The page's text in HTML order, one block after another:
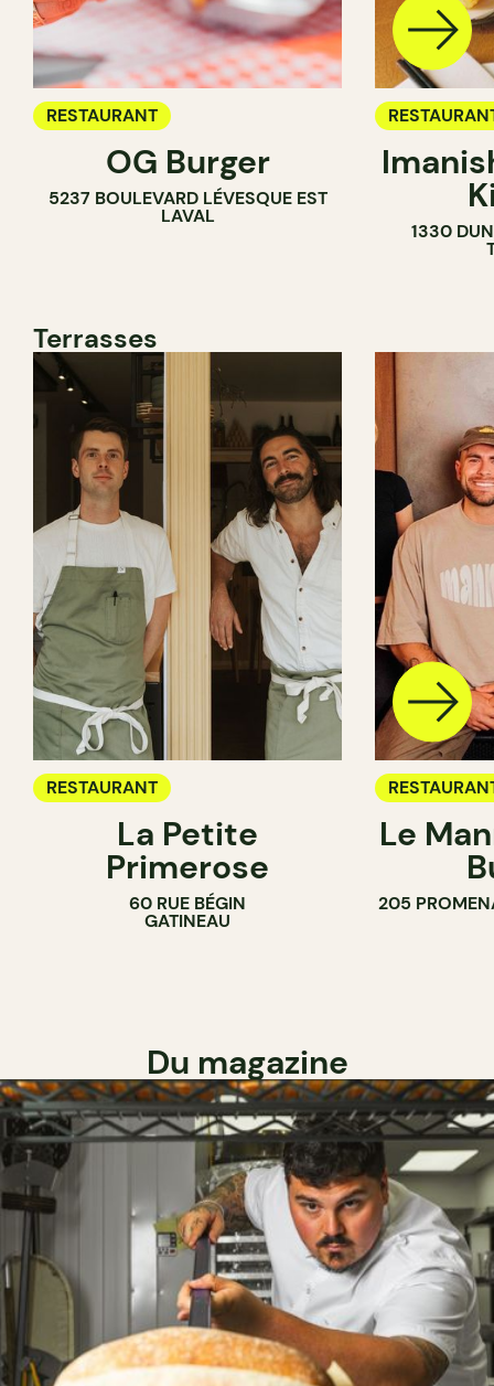
RESTAURANT
OG Burger
5237 BOULEVARD LÉVESQUE EST
LAVAL
1330
Terrasses
RESTAURANT
La Petite
Primerose
60 RUE BÉGIN
GATINEAU
Le
205
Du magazine